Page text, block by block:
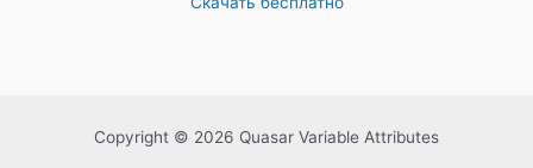
Copyright © 2026 Quasar Variable Attributes